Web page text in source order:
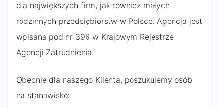
dla największych firm, jak również małych
rodzinnych przedsiębiorstw w Polsce. Agencja jest
wpisana pod nr 396 w Krajowym Rejestrze
Agencji Zatrudnienia.
Obecnie dla naszego Klienta, poszukujemy osób
na stanowisko: